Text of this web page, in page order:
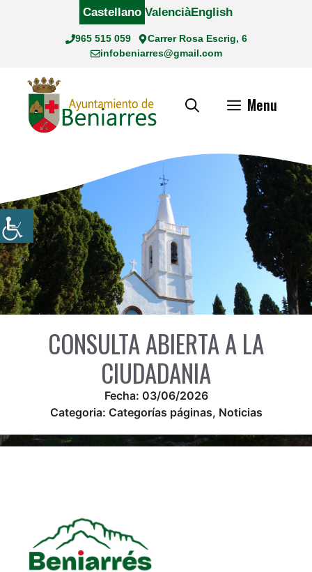
965 515 059
Carrer Rosa Escrig, 6
infobeniarres@gmail.com
Castellano ValenciàEnglish
Menu
CONSULTA ABIERTA A LA
CIUDADANIA
Fecha: 03/06/2026
Categoria: Categorías páginas, Noticias